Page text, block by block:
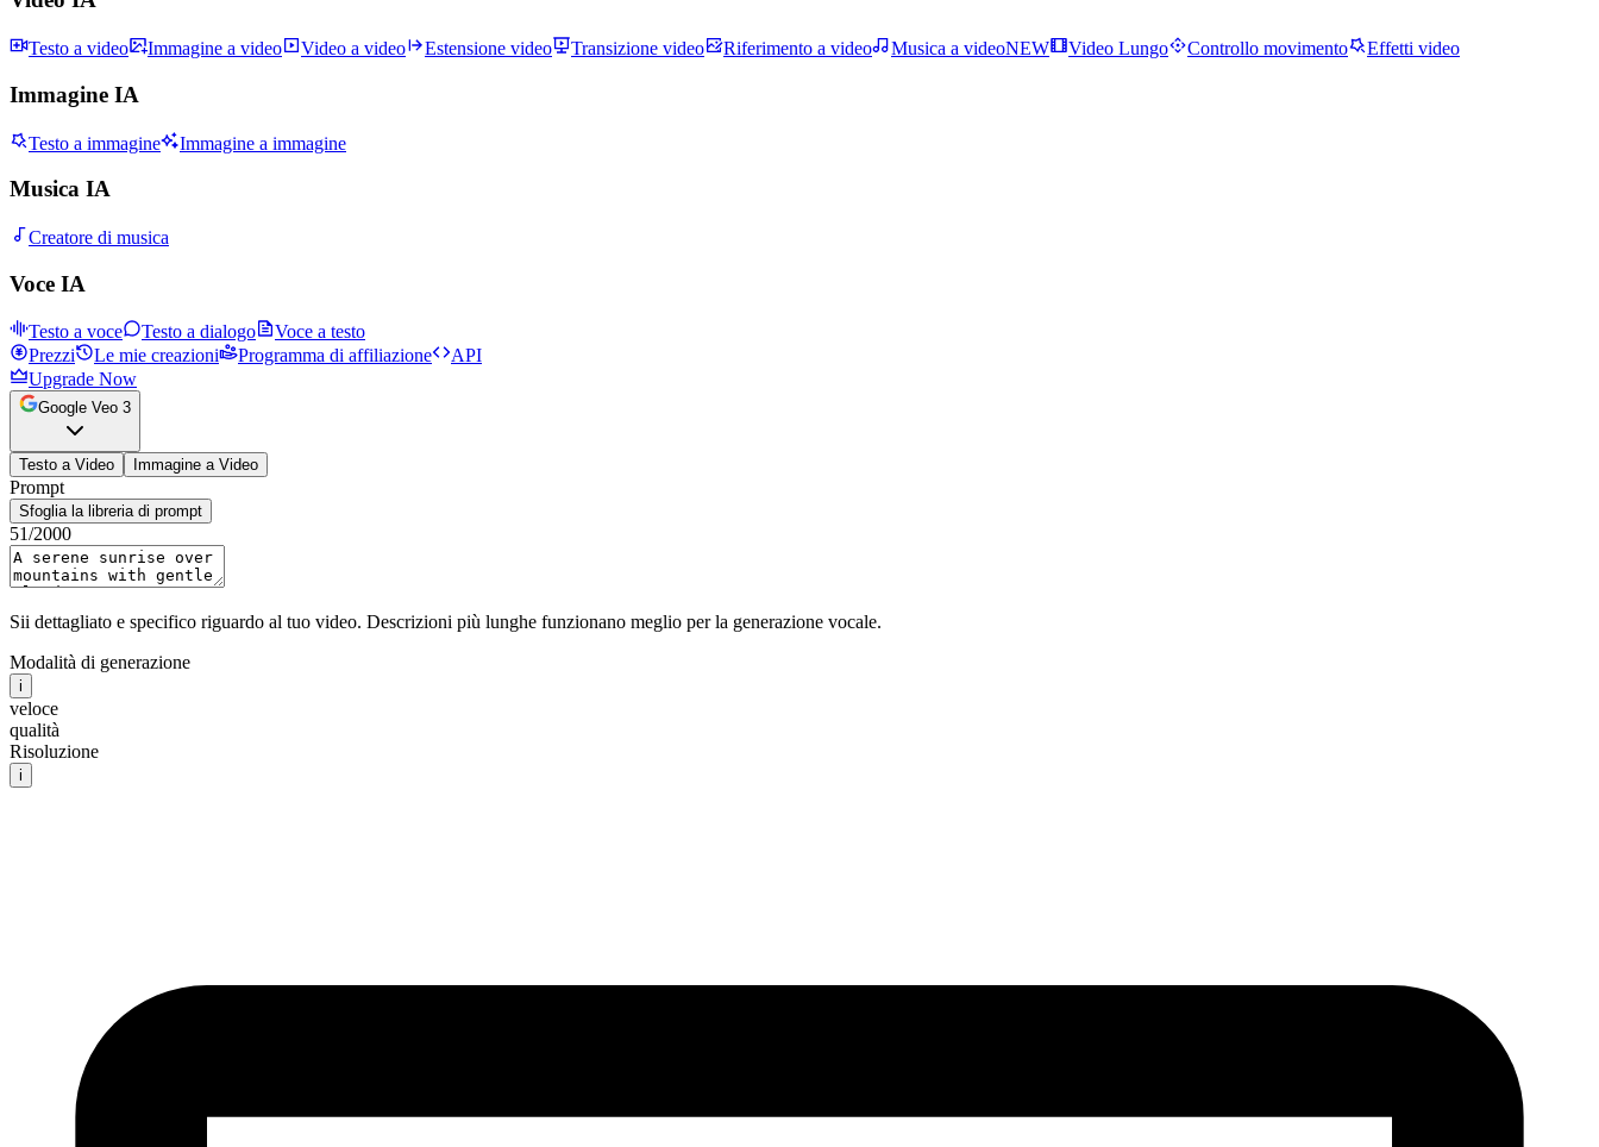
Testo a video Immagine a video Video a video Estensione video Transizione video Riferimento a video Musica a videoNEW Video Lungo Controllo movimento Effetti video
Immagine IA
Testo a immagine Immagine a immagine
Musica IA
Creatore di musica
Voce IA
Testo a voce Testo a dialogo
Voce a testo
Prezzi
Le mie creazioni Programma di affiliazione
API
Upgrade Now
Google Veo 3
Testo a Video Immagine a Video
Prompt
Sfoglia la libreria di prompt
51/2000
Sii dettagliato e specifico riguardo al tuo video. Descrizioni più lunghe funzionano meglio per la generazione vocale.
Modalità di generazione
i
veloce
qualità
Risoluzione
i